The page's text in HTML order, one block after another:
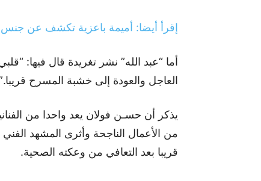
إقرأ أيضا: أميمة باعزية تكشف عن جنس
أما “عبد الله” نشر تغريدة قال فيها:
العاجل والعودة إلى خشبة المسرح
يذكر أن حسـن فولان يعد واحدا من
من الأعمال الناجحة وأثرى المشهد
قريبا بعد التعافي من وعكته الصحية.